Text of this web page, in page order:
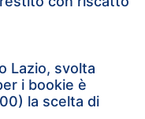
Lazio, svolta
i bookie è
la scelta di